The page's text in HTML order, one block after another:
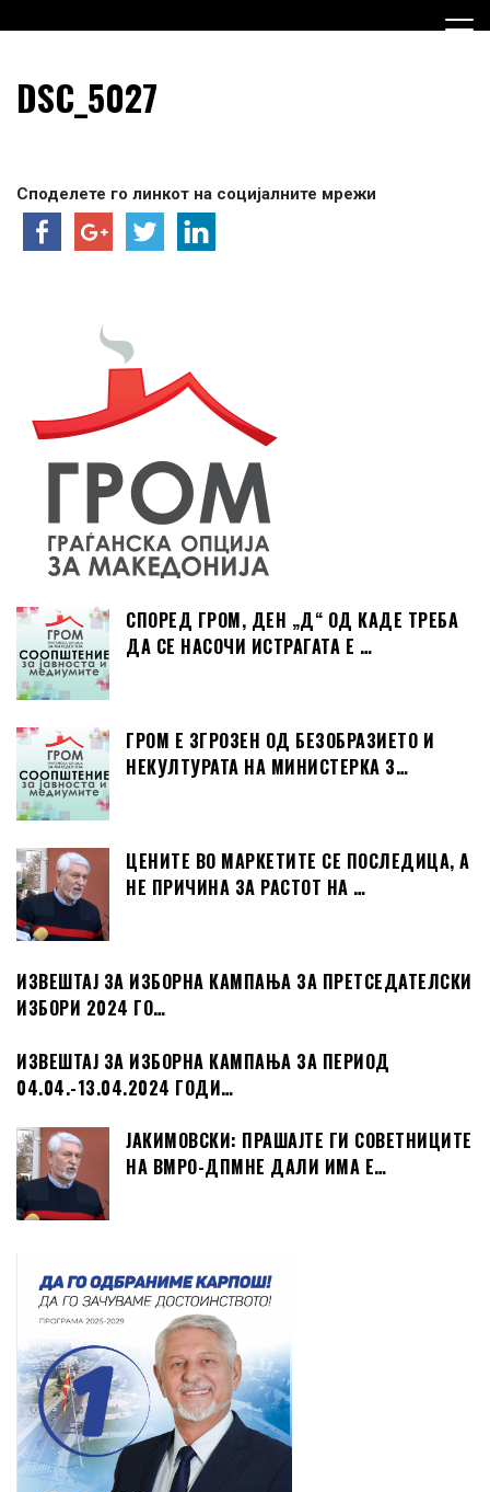
to
Граѓанска Опција за
Македонија
DSC_5027
Споделете го линкот на социјалните мрежи
СПОРЕД ГРОМ, ДЕН „Д“ ОД КАДЕ ТРЕБА
ДА СЕ НАСОЧИ ИСТРАГАТА Е …
ГРОМ Е ЗГРОЗЕН ОД БЕЗОБРАЗИЕТО И
НЕКУЛТУРАТА НА МИНИСТЕРКА З…
ЦЕНИТЕ ВО МАРКЕТИТЕ СЕ ПОСЛЕДИЦА, А
НЕ ПРИЧИНА ЗА РАСТОТ НА …
ИЗВЕШТАЈ ЗА ИЗБОРНА КАМПАЊА ЗА ПРЕТСЕДАТЕЛСКИ
ИЗБОРИ 2024 ГО…
ИЗВЕШТАЈ ЗА ИЗБОРНА КАМПАЊА ЗА ПЕРИОД
04.04.-13.04.2024 ГОДИ…
ЈАКИМОВСКИ: ПРАШАЈТЕ ГИ СОВЕТНИЦИТЕ
НА ВМРО-ДПМНЕ ДАЛИ ИМА Е…